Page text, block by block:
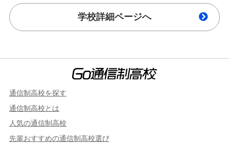
学校詳細ページへ
通信制高校を探す
通信制高校とは
人気の通信制高校
先輩おすすめの通信制高校選び